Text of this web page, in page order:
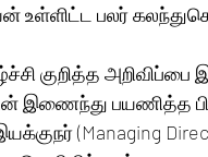
உள்ளிட்ட பலர்
குறித்த அறிவிப்பை
இணைந்து பயணித்த
(Managing